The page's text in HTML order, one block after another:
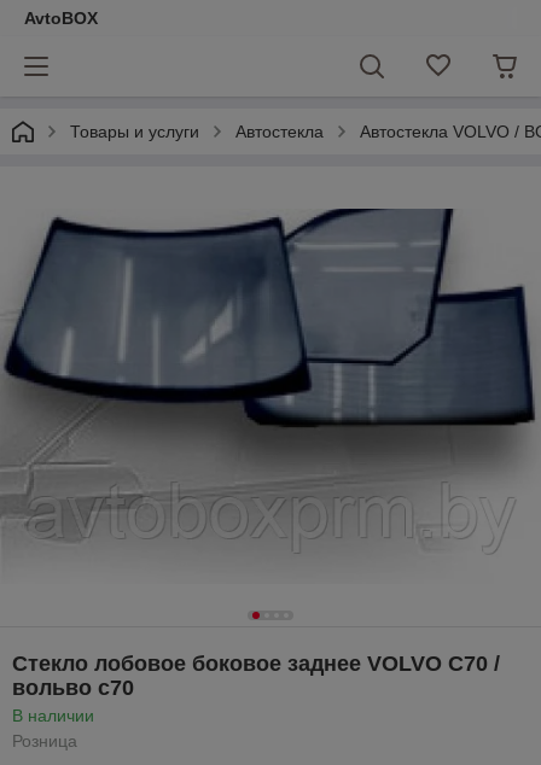
AvtoBOX
Товары и услуги Автостекла Автостекла VOLVO /
Стекло лобовое боковое заднее VOLVO C70 /
вольво с70
В наличии
Розница